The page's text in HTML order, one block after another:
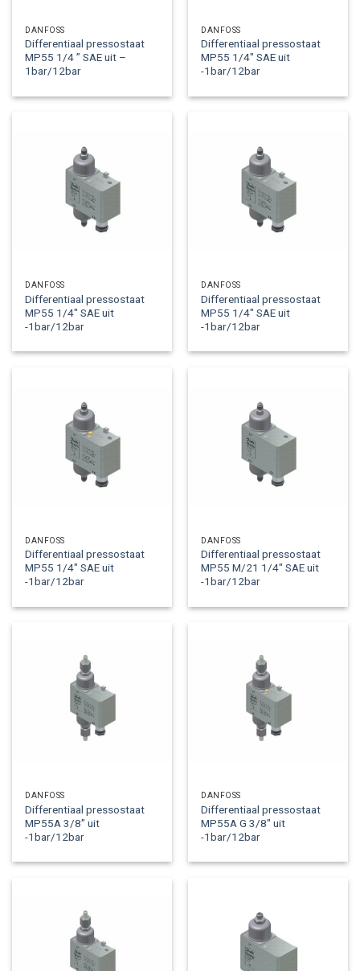
DANFOSS
Differentiaal pressostaat
MP55 1/4 ” SAE uit –
1bar/12bar
DANFOSS
Differentiaal pressostaat
MP55 1/4″ SAE uit
-1bar/12bar
DANFOSS
Differentiaal pressostaat
MP55 1/4″ SAE uit
-1bar/12bar
DANFOSS
Differentiaal pressostaat
MP55 1/4″ SAE uit
-1bar/12bar
DANFOSS
Differentiaal pressostaat
MP55 1/4″ SAE uit
-1bar/12bar
DANFOSS
Differentiaal pressostaat
MP55 M/21 1/4″ SAE uit
-1bar/12bar
DANFOSS
Differentiaal pressostaat
MP55A 3/8″ uit
-1bar/12bar
DANFOSS
Differentiaal pressostaat
MP55A G 3/8″ uit
-1bar/12bar